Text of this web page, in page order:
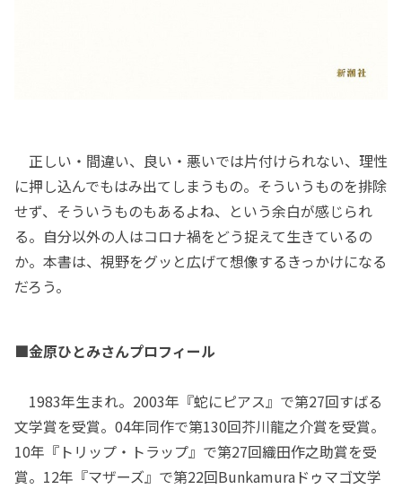
正しい・間違い、良い・悪いでは片付けられない、理性
に押し込んでもはみ出てしまうもの。そういうものを排除
せず、そういうものもあるよね、という余白が感じられ
る。自分以外の人はコロナ禍をどう捉えて生きているの
か。本書は、視野をグッと広げて想像するきっかけになる
だろう。
■金原ひとみさんプロフィール
1983年生まれ。2003年『蛇にピアス』で第27回すばる
文学賞を受賞。04年同作で第130回芥川龍之介賞を受賞。
10年『トリップ・トラップ』で第27回織田作之助賞を受
賞。12年『マザーズ』で第22回Bunkamuraドゥマゴ文学